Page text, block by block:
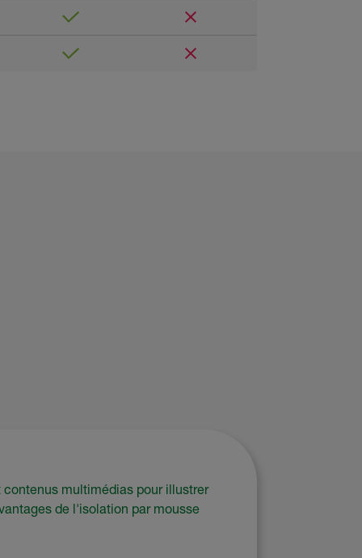
multimédias pour illustrer
de l'isolation par mousse